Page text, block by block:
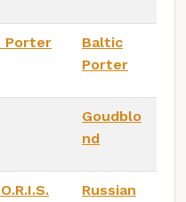
Porter
Baltic
Porter
Goudblo
nd
Russian